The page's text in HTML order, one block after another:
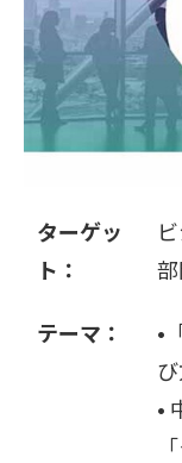
ターゲッ
ト：
テーマ：
•
•